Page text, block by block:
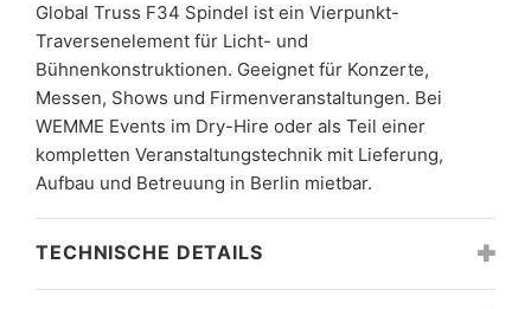
Global Truss F34 Spindel ist ein Vierpunkt-
Traversenelement für Licht- und
Bühnenkonstruktionen. Geeignet für Konzerte,
Messen, Shows und Firmenveranstaltungen. Bei
WEMME Events im Dry-Hire oder als Teil einer
kompletten Veranstaltungstechnik mit Lieferung,
Aufbau und Betreuung in Berlin mietbar.
TECHNISCHE DETAILS